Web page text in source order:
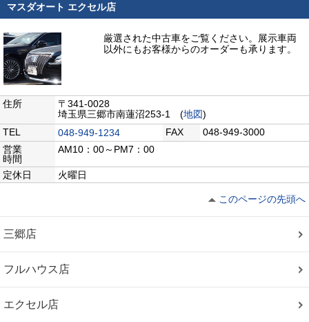
マスダオート エクセル店
厳選された中古車をご覧ください。展示車両
以外にもお客様からのオーダーも承ります。
住所
〒341-0028
埼玉県三郷市南蓮沼253-1 (地図)
TEL
048-949-1234 FAX
048-949-3000
営業
時間
AM10：00～PM7：00
定休日 火曜日
このページの先頭へ
三郷店
フルハウス店
エクセル店